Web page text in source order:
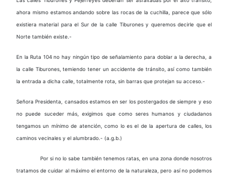
ahora mismo estamos andando sobre las rocas de la cuchilla, parece que sólo
existiera material para el Sur de la calle Tiburones y queremos decirle que el
Norte también existe.-
En la Ruta 104 no hay ningún tipo de señalamiento para doblar a la derecha, a
la calle Tiburones, temiendo tener un accidente de tránsito, así como también
la entrada a dicha calle, totalmente rota, sin barras que protejan su acceso.-
Señora Presidenta, cansados estamos en ser los postergados de siempre y eso
no puede suceder más, exigimos que como seres humanos y ciudadanos
tengamos un mínimo de atención, como lo es el de la apertura de calles, los
caminos vecinales y el alumbrado.- (a.g.b.)
Por si no lo sabe también tenemos ratas, en una zona donde nosotros
tratamos de cuidar al máximo el entorno de la naturaleza, pero así no podemos